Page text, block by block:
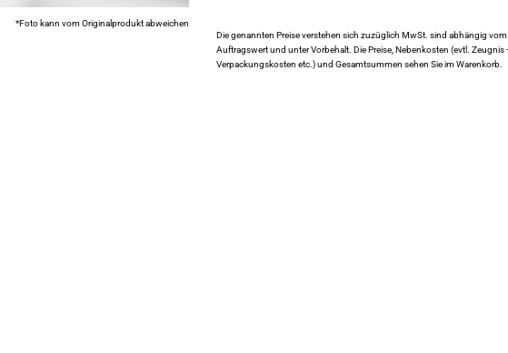
*Foto kann vom Originalprodukt abweichen
Die genannten Preise verstehen sich zuzüglich MwSt. sind abhängig vom
Auftragswert und unter Vorbehalt. Die Preise, Nebenkosten (evtl. Zeugnis
Verpackungskosten etc.) und Gesamtsummen sehen Sie im Warenkorb.